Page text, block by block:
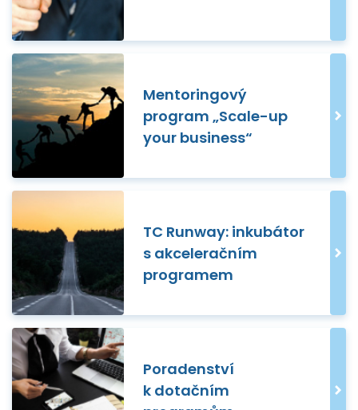
Mentoringový
program „Scale-up
your business“
TC Runway: inkubátor
s akceleračním
programem
Poradenství
k dotačním